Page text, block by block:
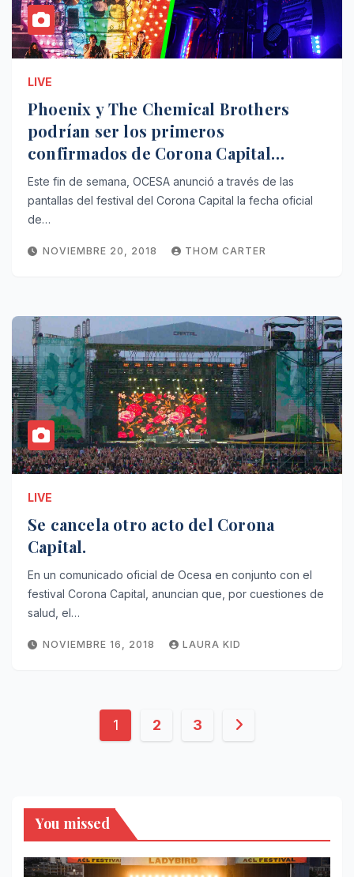
LIVE
Phoenix y The Chemical Brothers
podrían ser los primeros
confirmados de Corona Capital
Guadalajara.
Este fin de semana, OCESA anunció a través de las
pantallas del festival del Corona Capital la fecha oficial
de…
NOVIEMBRE 20, 2018 THOM CARTER
LIVE
Se cancela otro acto del Corona
Capital.
En un comunicado oficial de Ocesa en conjunto con el
festival Corona Capital, anuncian que, por cuestiones de
salud, el…
NOVIEMBRE 16, 2018 LAURA KID
Paginación
1 2 3
You missed